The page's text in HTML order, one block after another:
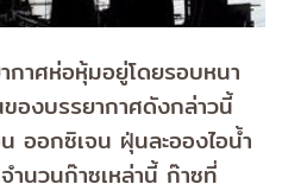
กาศห่อหุ้มอยู่โดยรอบหนา
องบรรยากาศดังกล่าวนี้
ออกซิเจน ฝุ่นละอองไอน้ำ
ำนวนก๊าซเหล่านี้ ก๊าซที่